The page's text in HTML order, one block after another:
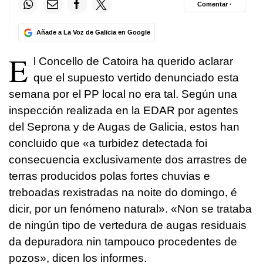
Añade a La Voz de Galicia en Google
Comentar ·
E
l Concello de Catoira ha querido aclarar
que el supuesto vertido denunciado esta
semana por el PP local no era tal. Según una
inspección realizada en la EDAR por agentes
del Seprona y de Augas de Galicia, estos han
concluido que «a turbidez detectada foi
consecuencia exclusivamente dos arrastres de
terras producidos polas fortes chuvias e
treboadas rexistradas na noite do domingo, é
dicir, por un fenómeno natural». «Non se trataba
de ningún tipo de vertedura de augas residuais
da depuradora nin tampouco procedentes de
pozos», dicen los informes.